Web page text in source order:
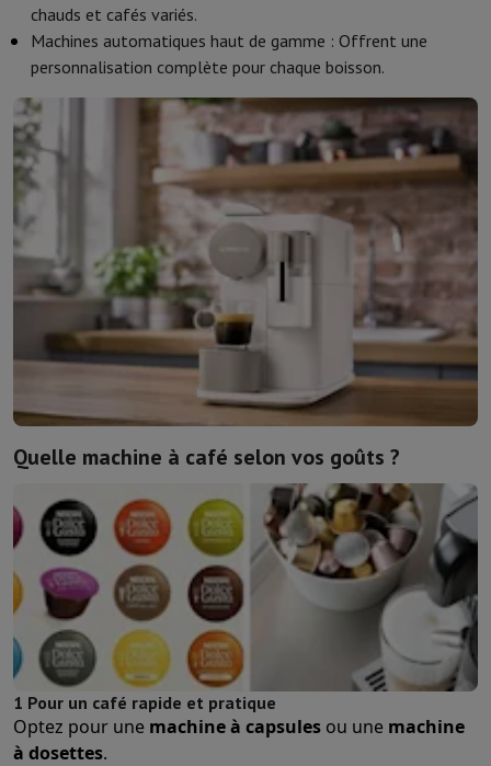
chauds et cafés variés.
Machines automatiques haut de gamme : Offrent une
personnalisation complète pour chaque boisson.
Quelle machine à café selon vos goûts ?
1 Pour un café rapide et pratique
Optez pour une machine à capsules ou une machine
à dosettes.